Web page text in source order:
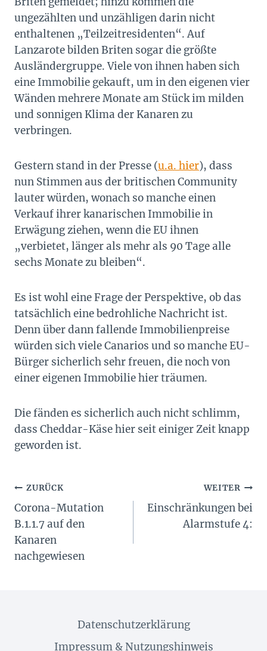
ungezählten und unzähligen darin nicht
enthaltenen „Teilzeitresidenten“. Auf
Lanzarote bilden Briten sogar die größte
Ausländergruppe. Viele von ihnen haben sich
eine Immobilie gekauft, um in den eigenen vier
Wänden mehrere Monate am Stück im milden
und sonnigen Klima der Kanaren zu
verbringen.
Gestern stand in der Presse (u.a. hier), dass
nun Stimmen aus der britischen Community
lauter würden, wonach so manche einen
Verkauf ihrer kanarischen Immobilie in
Erwägung ziehen, wenn die EU ihnen
„verbietet, länger als mehr als 90 Tage alle
sechs Monate zu bleiben“.
Es ist wohl eine Frage der Perspektive, ob das
tatsächlich eine bedrohliche Nachricht ist.
Denn über dann fallende Immobilienpreise
würden sich viele Canarios und so manche EU-
Bürger sicherlich sehr freuen, die noch von
einer eigenen Immobilie hier träumen.
Die fänden es sicherlich auch nicht schlimm,
dass Cheddar-Käse hier seit einiger Zeit knapp
geworden ist.
Beitragsnavigation
ZURÜCK
Corona-Mutation
B.1.1.7 auf den
Kanaren
nachgewiesen
WEITER
Einschränkungen bei
Alarmstufe 4:
Datenschutzerklärung
Impressum & Nutzungshinweis